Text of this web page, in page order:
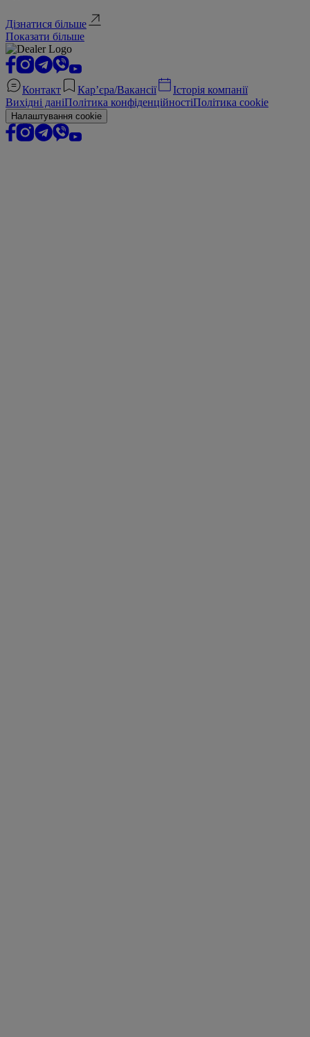
Дізнатися більше
Показати більше
Контакт Кар’єра/Вакансії
Історія компанії
Вихідні даніПолітика конфіденційностіПолітика cookie
Налаштування cookie